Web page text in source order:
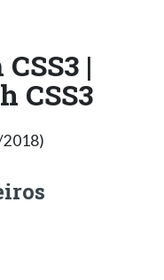
|
CSS3
2018)